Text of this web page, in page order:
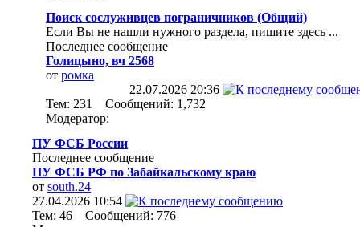
Поиск сослуживцев пограничников (Общий)
Если Вы не нашли нужного раздела, пишите здесь ...
Последнее сообщение
Голицыно, вч 2568
от ромка
22.07.2026 20:36
Тем: 231 Сообщений: 1,732
Модератор:
ПУ ФСБ России
Последнее сообщение
ПУ ФСБ РФ по Забайкальскому краю
от south.24
27.04.2026 10:54
Тем: 46 Сообщений: 776